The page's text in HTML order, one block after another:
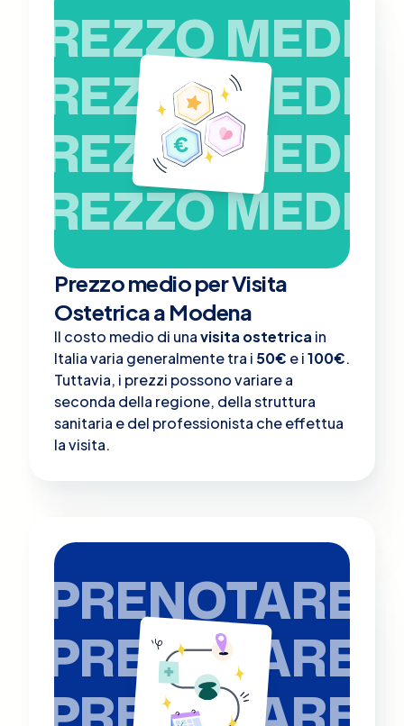
PREZZO MEDIO
PREZZO MEDIO
PREZZO MEDIO
PREZZO MEDIO
Prezzo medio per Visita
Ostetrica a Modena
Il costo medio di unavisita ostetrica in
Italia varia generalmente tra i 50€ e i100€.
Tuttavia, i prezzi possono variare a
seconda della regione, della struttura
sanitaria e del professionista che effettua
la visita.
PRENOTARE
PRENOTARE